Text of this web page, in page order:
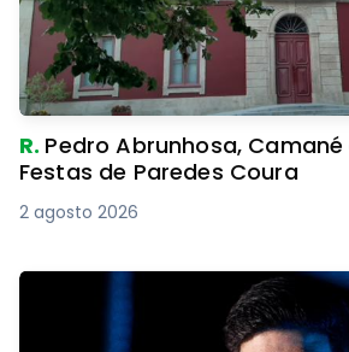
R. Pedro Abrunhosa, Camané
Festas de Paredes Coura
2 agosto 2026